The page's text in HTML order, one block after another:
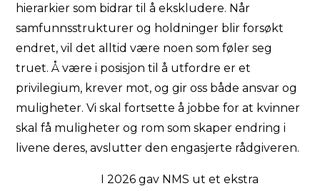
hierarkier som bidrar til å ekskludere. Når
samfunnsstrukturer og holdninger blir forsøkt
endret, vil det alltid være noen som føler seg
truet. Å være i posisjon til å utfordre er et
privilegium, krever mot, og gir oss både ansvar og
muligheter. Vi skal fortsette å jobbe for at kvinner
skal få muligheter og rom som skaper endring i
livene deres, avslutter den engasjerte rådgiveren.
I 2026 gav NMS ut et ekstra